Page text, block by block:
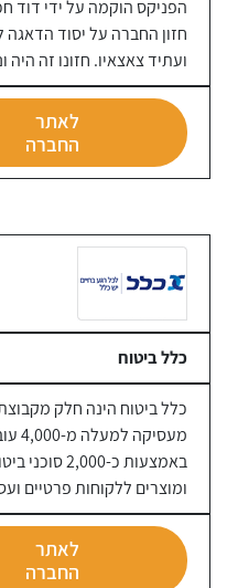
חזון החברה על יסוד
ועתיד צאצאיו. חזונו זה
לאתר
החברה
כלל ביטוח
כלל ביטוח הינה חלק
באמצעות כ-
ומוצרים ללקוחות פרטיים
לאתר
החברה